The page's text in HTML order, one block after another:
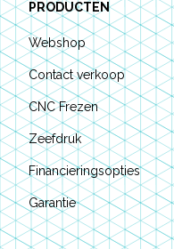
PRODUCTEN
Webshop
Contact verkoop
CNC Frezen
Zeefdruk
Financieringsopties
Garantie